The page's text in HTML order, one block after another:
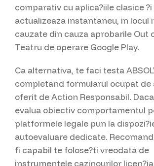
comparativ cu aplica?iile clasice ?i
actualizeaza instantaneu, in locul
cauzate din cauza aprobarile Out
Teatru de operare Google Play.
Ca alternativa, te faci testa
completand formularul ocupat
oferit de Action Responsabil. Daca
evalua obiectiv comportamentul
platformele legale pun la
autoevaluare dedicate.
fi capabil te folose?ti vreodata de
instrumentele cazinourilor